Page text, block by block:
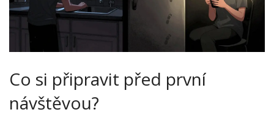
Co si připravit před první
návštěvou?